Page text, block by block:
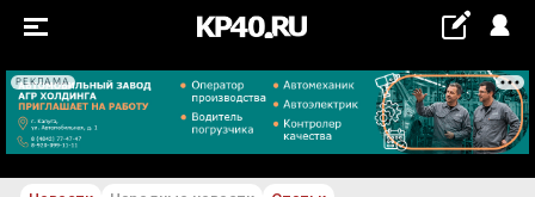
РЕКЛАМА
+18...+19 °С